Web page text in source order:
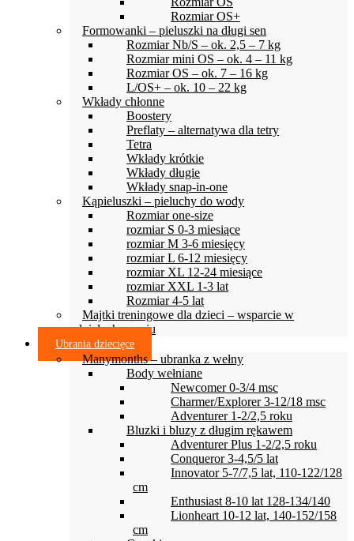
Rozmiar OS+
Formowanki – pieluszki na długi sen
Rozmiar Nb/S – ok. 2,5 – 7 kg
Rozmiar mini OS – ok. 4 – 11 kg
Rozmiar OS – ok. 7 – 16 kg
L/OS+ – ok. 10 – 22 kg
Wkłady chłonne
Boostery
Preflaty – alternatywa dla tetry
Tetra
Wkłady krótkie
Wkłady długie
Wkłady snap-in-one
Kąpieluszki – pieluchy do wody
Rozmiar one-size
rozmiar S 0-3 miesiące
rozmiar M 3-6 miesięcy
rozmiar L 6-12 miesięcy
rozmiar XL 12-24 miesiące
rozmiar XXL 1-3 lat
Rozmiar 4-5 lat
Majtki treningowe dla dzieci – wsparcie w
odpieluchowaniu
Ubrania dziecięce
Manymonths – ubranka z wełny
Body wełniane
Newcomer 0-3/4 msc
Charmer/Explorer 3-12/18 msc
Adventurer 1-2/2,5 roku
Bluzki i bluzy z długim rękawem
Adventurer Plus 1-2/2,5 roku
Conqueror 3-4,5/5 lat
Innovator 5-7/7,5 lat, 110-122/128
cm
Enthusiast 8-10 lat 128-134/140
Lionheart 10-12 lat, 140-152/158
cm